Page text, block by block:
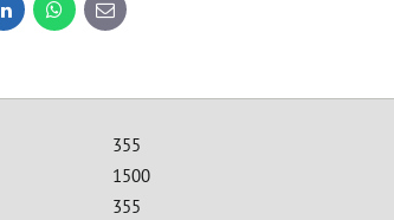
LinkedInWhatsApp
E-
mail
355
1500
355